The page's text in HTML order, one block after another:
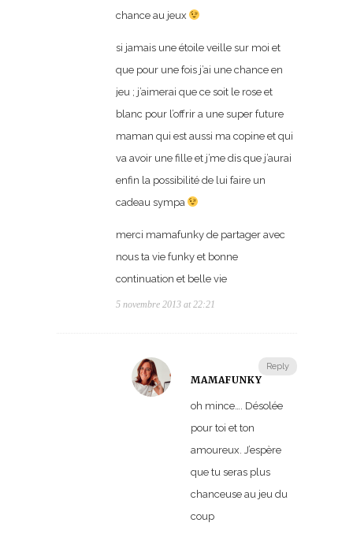
chance au jeux
si jamais une étoile veille sur moi et
que pour une fois j’ai une chance en
jeu ; j’aimerai que ce soit le rose et
blanc pour l’offrir a une super future
maman qui est aussi ma copine et qui
va avoir une fille et j’me dis que j’aurai
enfin la possibilité de lui faire un
cadeau sympa
merci mamafunky de partager avec
nous ta vie funky et bonne
continuation et belle vie
5 novembre 2013 at 22:21
Reply
MAMAFUNKY
oh mince…. Désolée
pour toi et ton
amoureux. J’espère
que tu seras plus
chanceuse au jeu du
coup